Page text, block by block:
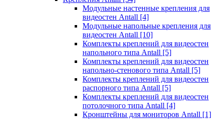
Модульные настенные крепления для
видеостен Antall [4]
Модульные напольные крепления для
видеостен Antall [10]
Комплекты креплений для видеостен
напольного типа Antall [5]
Комплекты креплений для видеостен
напольно-стенового типа Antall [5]
Комплекты креплений для видеостен
распорного типа Antall [5]
Комплекты креплений для видеостен
потолочного типа Antall [4]
Кронштейны для мониторов Antall [1]